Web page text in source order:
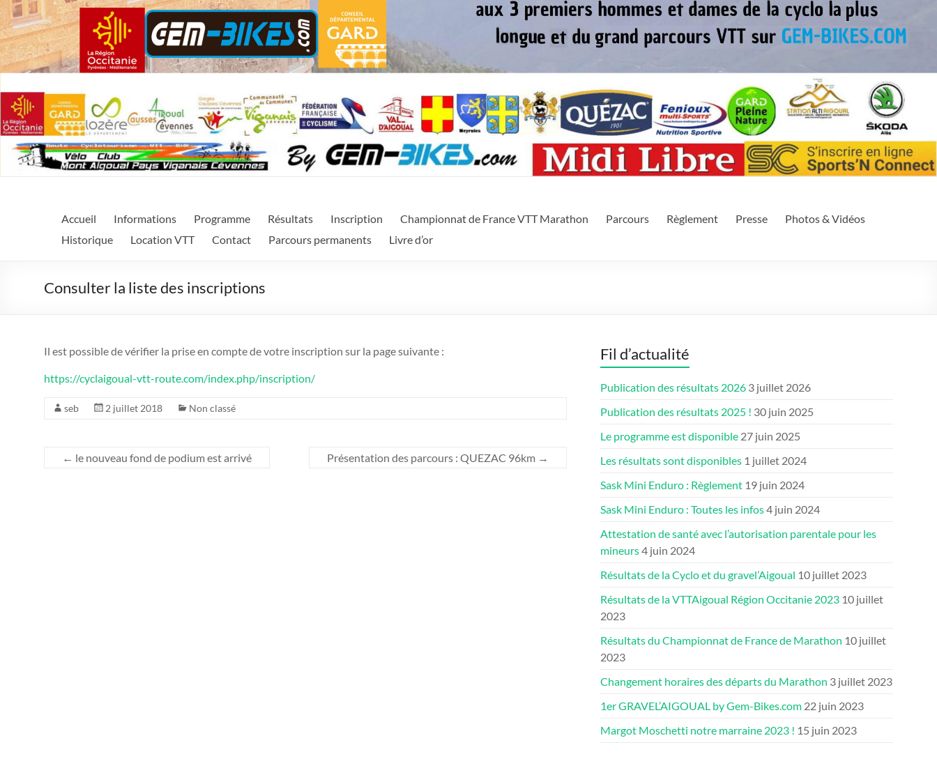
Cycl'Aigoual Région Occitanie
Central dans le Gard.
Accueil Informations Programme Résultats Inscription Championnat de France VTT Marathon Parcours Règlement Presse
Photos & Vidéos
Historique
Location VTT Contact Parcours permanents Livre d’or
Consulter la liste des inscriptions
Il est possible de vérifier la prise en compte de votre inscription sur la page suivante :
https://cyclaigoual-vtt-route.com/index.php/inscription/
seb 2 juillet 2018 Non classé
← le nouveau fond de podium est arrivé Présentation des parcours : QUEZAC 96km →
Fil d’actualité
Publication des résultats 2026 3 juillet 2026
Publication des résultats 2025 ! 30 juin 2025
Le programme est disponible 27 juin 2025
Les résultats sont disponibles 1 juillet 2024
Sask Mini Enduro : Règlement 19 juin 2024
Sask Mini Enduro : Toutes les infos4 juin 2024
Attestation de santé avec l’autorisation parentale pour les
mineurs4 juin 2024
Résultats de la Cyclo et du gravel’Aigoual 10 juillet 2023
Résultats de la VTTAigoual Région Occitanie 2023 10 juillet
2023
Résultats du Championnat de France de Marathon 10 juillet
2023
Changement horaires des départs du Marathon 3 juillet 2023
1er GRAVEL’AIGOUAL by Gem-Bikes.com 22 juin 2023
Margot Moschetti notre marraine 2023 ! 15 juin 2023